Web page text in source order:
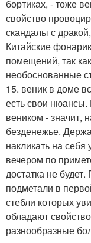
бортиках, - тоже
свойство
скандалы с
Китайские
помещений, так
необоснованные
15. веник в доме
есть свои
веником - значит,
безденежье.
накликать на
вечером по
достатка не
подметали в
стебли которых
обладают
разнообразные